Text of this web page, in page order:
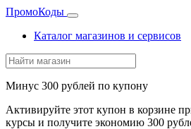
ПромоКоды
Каталог магазинов и сервисов
Минус 300 рублей по купону
Активируйте этот купон в корзине
курсы и получите экономию 300